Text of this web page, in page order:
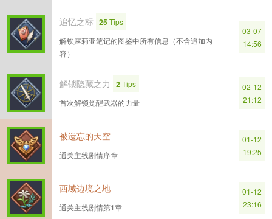
追忆之标 25Tips
解锁露莉亚笔记的图鉴中所有信息（不含追加内
容）
03-07
14:56
解锁隐藏之力 2Tips
首次解锁觉醒武器的力量
02-12
21:12
被遗忘的天空
通关主线剧情序章
01-12
19:25
西域边境之地
通关主线剧情第1章
01-12
23:16